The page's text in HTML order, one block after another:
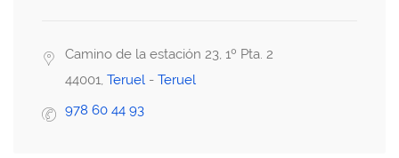
Camino de la estación 23, 1º Pta. 2
44001, Teruel - Teruel
978 60 44 93